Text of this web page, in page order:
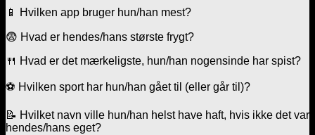
📱 Hvilken app bruger hun/han mest?
😨 Hvad er hendes/hans største frygt?
🍴 Hvad er det mærkeligste, hun/han nogensinde har spist?
⚽ Hvilken sport har hun/han gået til (eller går til)?
📝 Hvilket navn ville hun/han helst have haft, hvis ikke det var
hendes/hans eget?